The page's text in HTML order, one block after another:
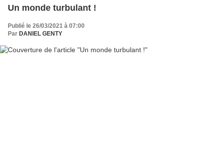
Un monde turbulant !
Publié le 26/03/2021 à 07:00
Par DANIEL GENTY